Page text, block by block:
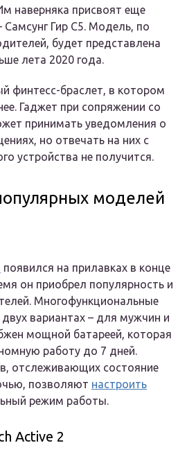
наверняка присвоят еще
Самсунг Гир С5. Модель, по
будет представлена
лета 2020 года.
финтесс-браслет, в котором
Гаджет при сопряжении со
принимать уведомления о
но отвечать на них с
устройства не получится.
моделей
появился на прилавках в конце
он приобрел популярность и
Многофункциональные
вариантах – для мужчин и
мощной батареей, которая
работу до 7 дней.
отслеживающих состояние
позволяют настроить
режим работы.
Active 2